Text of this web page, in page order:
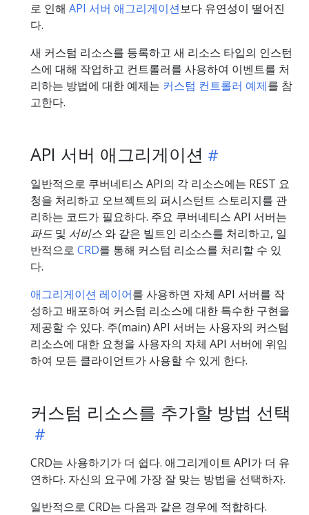
로 인해 API 서버 애그리게이션보다 유연성이 떨어진
다.
새 커스텀 리소스를 등록하고 새 리소스 타입의 인스턴
스에 대해 작업하고 컨트롤러를 사용하여 이벤트를 처
리하는 방법에 대한 예제는 커스텀 컨트롤러 예제를 참
고한다.
API 서버 애그리게이션
일반적으로 쿠버네티스 API의 각 리소스에는 REST 요
청을 처리하고 오브젝트의 퍼시스턴트 스토리지를 관
리하는 코드가 필요하다. 주요 쿠버네티스 API 서버는
파드 및 서비스 와 같은 빌트인 리소스를 처리하고, 일
반적으로 CRD를 통해 커스텀 리소스를 처리할 수 있
다.
애그리게이션 레이어를 사용하면 자체 API 서버를 작
성하고 배포하여 커스텀 리소스에 대한 특수한 구현을
제공할 수 있다. 주(main) API 서버는 사용자의 커스텀
리소스에 대한 요청을 사용자의 자체 API 서버에 위임
하여 모든 클라이언트가 사용할 수 있게 한다.
커스텀 리소스를 추가할 방법 선택
CRD는 사용하기가 더 쉽다. 애그리게이트 API가 더 유
연하다. 자신의 요구에 가장 잘 맞는 방법을 선택하자.
일반적으로 CRD는 다음과 같은 경우에 적합하다.